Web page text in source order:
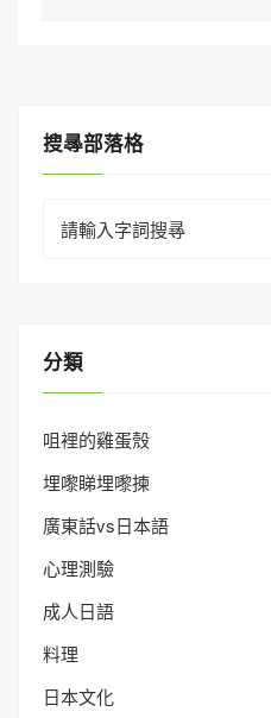
搜㝷部落格
for:
分類
咀裡的雞蛋殼
埋嚟睇埋嚟揀
廣東話vs日本語
心理測驗
成人日語
料理
日本文化